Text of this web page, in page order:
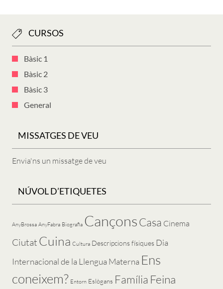
CURSOS
Bàsic 1
Bàsic 2
Bàsic 3
General
MISSATGES DE VEU
Envia'ns un missatge de veu
NÚVOL D’ETIQUETES
AnyBrossa AnyFabra Biografia CançonsCasa Cinema
Ciutat Cuina Cultura Descripcions físiques Dia
Internacional de la Llengua Materna Ens
coneixem? Entorn Eslògans Família Feina